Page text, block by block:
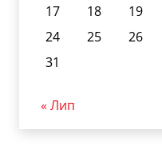
17
18 19
24
25 26
31
« Лип